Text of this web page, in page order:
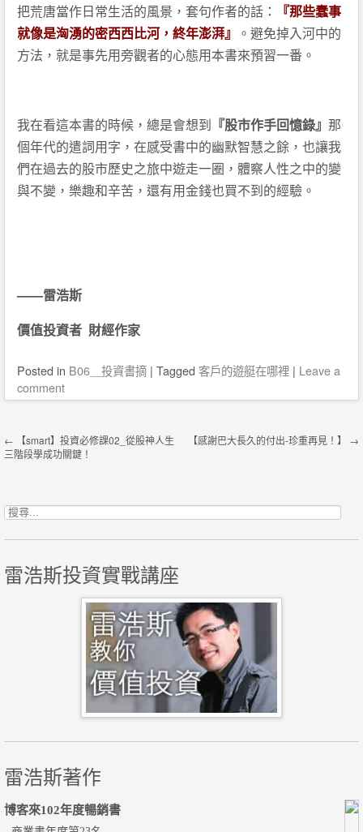
把荒唐當作日常生活的風景，套句作者的話：
『那些蠢事
就像是洶湧的密西西比河，終年澎湃』
。避免掉入河中的
方法，就是事先用旁觀者的心態用本書來預習一番。
我在看這本書的時候，總是會想到 『股市作手回憶錄』 那
個年代的遣詞用字，在感受書中的幽默智慧之餘，也讓我
們在過去的股市歷史之旅中遊走一圈，體察人性之中的變
與不變，樂趣和辛苦，還有用金錢也買不到的經驗。
——雷浩斯
價值投資者 財經作家
Posted in B06＿投資書摘 | Tagged 客戶的遊艇在哪裡 | Leave a
comment
← 【smart】投資必修課02_從股神人生
三階段學成功關鍵！
【感謝巴大長久的付出-珍重再見！】 →
搜尋關鍵字:
雷浩斯投資實戰講座
雷浩斯著作
博客來102年度暢銷書